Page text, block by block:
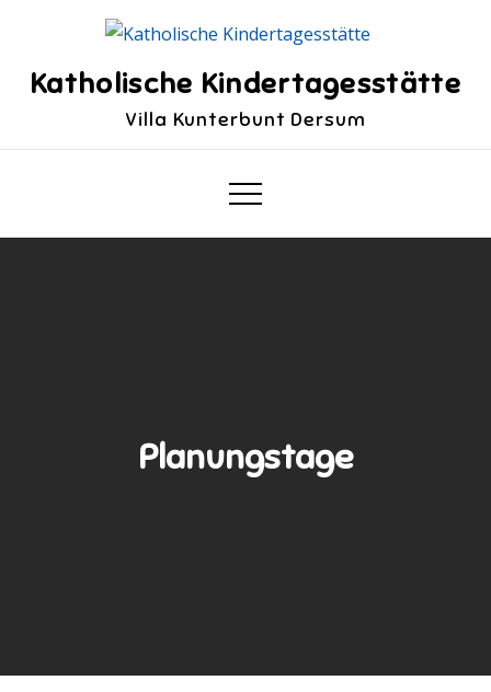
contentKatholische Kindertagesstätte
Villa Kunterbunt Dersum
Planungstage